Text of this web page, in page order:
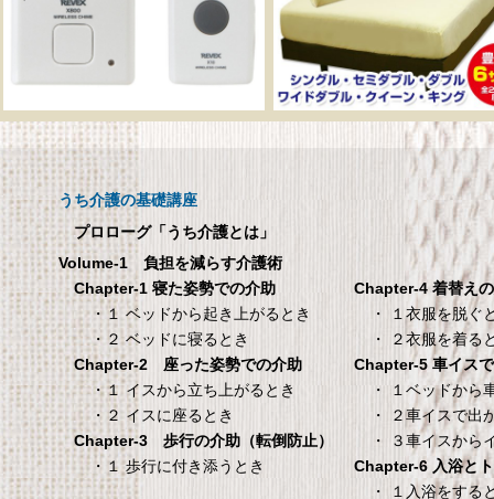
呼び出しチャイムセット
X810
呼び出しチャイムセット X810
メーカー直販 ベッ
ックスシーツ 防水
ツ 【介護シーツ･ベ
用防水シーツ】シ
100×200×30cm ク
メーカー直販 ベッド用ボ
シーツ 防水シーツ 【介護
ベッド用防水シーツ】シ
100×200×30cm クリー
タンスのゲン 介護用ベ
ッドテーブル キャスタ
ー付き 伸縮式 高さ調節
可能 Licht リヒト
65090050BR
TANITA 【乗った人
タリと当てる「乗
機能」搭載】 体組
ホワイト BC-754-
TANITA 【乗った人をピタ
うち介護の基礎講座
プロローグ「うち介護とは」
Volume-1 負担を減らす介護術
Chapter-1 寝た姿勢での介助
・１ ベッドから起き上がるとき
・２ ベッドに寝るとき
Chapter-2 座った姿勢での介助
・１ イスから立ち上がるとき
・２ イスに座るとき
Chapter-3 歩行の介助（転倒防止）
・１ 歩行に付き添うとき
Chapter-4 着替え
・ １衣服を脱ぐ
・ ２衣服を着る
Chapter-5 車イス
・ １ベッドから
・ ２車イスで出
・ ３車イスから
Chapter-6 入浴と
・ １入浴をする